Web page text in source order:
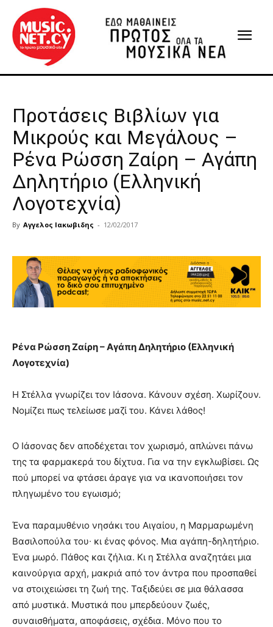
Προτάσεις Βιβλίων για
Μικρούς και Μεγάλους –
Ρένα Ρώσση Ζαίρη – Αγάπη
Δηλητήριο (Ελληνική
Λογοτεχνία)
By Αγγελος Ιακωβιδης - 12/02/2017
Ρένα Ρώσση Ζαίρη – Αγάπη Δηλητήριο (Ελληνική
Λογοτεχνία)
Η Στέλλα γνωρίζει τον Ιάσονα. Κάνουν σχέση. Χωρίζουν.
Νομίζει πως τελείωσε μαζί του. Κάνει λάθος!
Ο Ιάσονας δεν αποδέχεται τον χωρισμό, απλώνει πάνω
της τα φαρμακερά του δίχτυα. Για να την εγκλωβίσει. Ως
πού μπορεί να φτάσει άραγε για να ικανοποιήσει τον
πληγωμένο του εγωισμό;
Ένα παραμυθένιο νησάκι του Αιγαίου, η Μαρμαρωμένη
Βασιλοπούλα του∙ κι ένας φόνος. Μια αγάπη-δηλητήριο.
Ένα μωρό. Πάθος και ζήλια. Κι η Στέλλα αναζητάει μια
καινούργια αρχή, μακριά από τον άντρα που προσπαθεί
να στοιχειώσει τη ζωή της. Ταξιδεύει σε μια θάλασσα
από μυστικά. Μυστικά που μπερδεύουν ζωές,
συναισθήματα, αποφάσεις, σχέδια. Μόνο που το